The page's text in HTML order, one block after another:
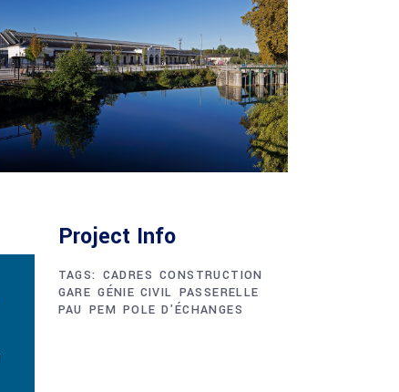
Project Info
TAGS: CADRES CONSTRUCTION
GARE GÉNIE CIVIL PASSERELLE
PAU PEM POLE D'ÉCHANGES